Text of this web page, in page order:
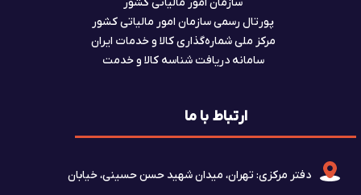
ارتباط با ما
دفتر مرکزی: تهران، میدان شهید حسن حسینی، خیابان
پورتال رسمی سازمان امور مالیاتی کشور
مرکز ملی شماره‌گذاری کالا و خدمات ایران
سامانه دریافت شناسه کالا و خدمت